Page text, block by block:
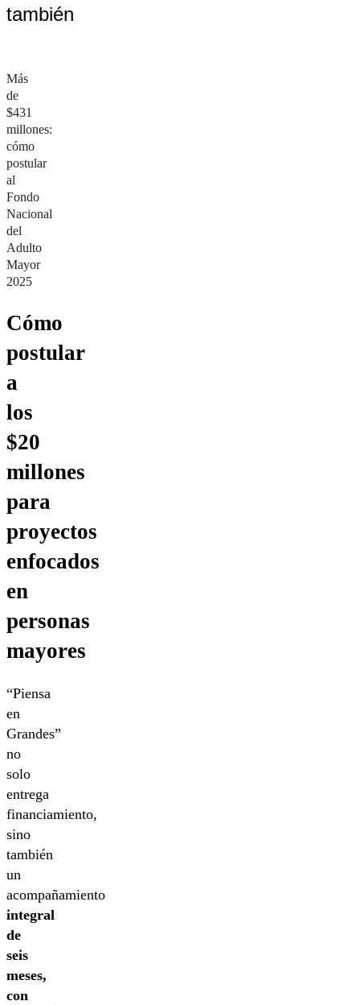
también
Más
de
$431
millones:
cómo
postular
al
Fondo
Nacional
del
Adulto
Mayor
2025
Cómo
postular
a
los
$20
millones
para
proyectos
enfocados
en
personas
mayores
“Piensa
en
Grandes”
no
solo
entrega
financiamiento,
sino
también
un
acompañamiento
integral
de
seis
meses,
con